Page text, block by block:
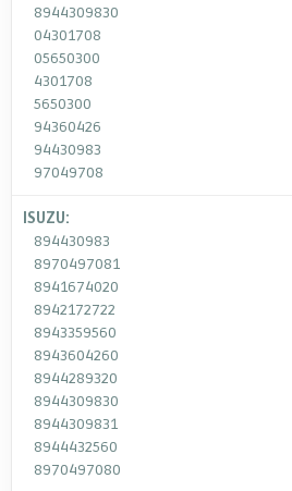
8944309830
04301708
05650300
4301708
5650300
94360426
94430983
97049708
ISUZU:
894430983
8970497081
8941674020
8942172722
8943359560
8943604260
8944289320
8944309830
8944309831
8944432560
8970497080